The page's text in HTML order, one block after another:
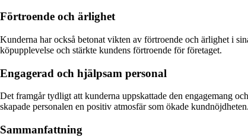
Förtroende och ärlighet
Kunderna har också betonat vikten av förtroende och ärlighet i
köpupplevelse och stärkte kundens förtroende för företaget.
Engagerad och hjälpsam personal
Det framgår tydligt att kunderna uppskattade den engagemang
skapade personalen en positiv atmosfär som ökade kundnöjdheten.
Sammanfattning